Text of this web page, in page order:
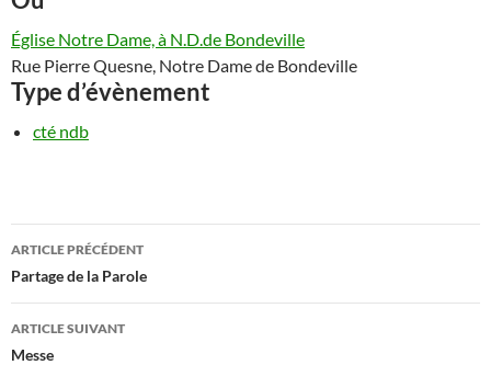
Église Notre Dame, à N.D.de Bondeville
Rue Pierre Quesne, Notre Dame de Bondeville
Type d’évènement
cté ndb
Navigation
des
articles
ARTICLE PRÉCÉDENT
Partage de la Parole
ARTICLE SUIVANT
Messe